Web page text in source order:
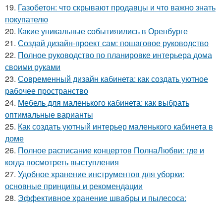
19. Газобетон: что скрывают продавцы и что важно знать
покупателю
20. Какие уникальные событияились в Оренбурге
21. Создай дизайн-проект сам: пошаговое руководство
22. Полное руководство по планировке интерьера дома
своими руками
23. Современный дизайн кабинета: как создать уютное
рабочее пространство
24. Мебель для маленького кабинета: как выбрать
оптимальные варианты
25. Как создать уютный интерьер маленького кабинета в
доме
26. Полное расписание концертов ПолнаЛюбви: где и
когда посмотреть выступления
27. Удобное хранение инструментов для уборки:
основные принципы и рекомендации
28. Эффективное хранение швабры и пылесоса: